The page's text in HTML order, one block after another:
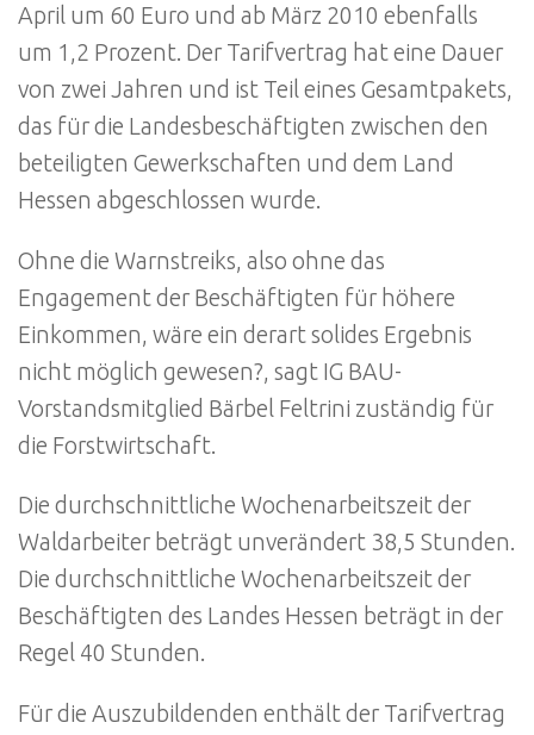
April um 60 Euro und ab März 2010 ebenfalls
um 1,2 Prozent. Der Tarifvertrag hat eine Dauer
von zwei Jahren und ist Teil eines Gesamtpakets,
das für die Landesbeschäftigten zwischen den
beteiligten Gewerkschaften und dem Land
Hessen abgeschlossen wurde.
Ohne die Warnstreiks, also ohne das
Engagement der Beschäftigten für höhere
Einkommen, wäre ein derart solides Ergebnis
nicht möglich gewesen?, sagt IG BAU-
Vorstandsmitglied Bärbel Feltrini zuständig für
die Forstwirtschaft.
Die durchschnittliche Wochenarbeitszeit der
Waldarbeiter beträgt unverändert 38,5 Stunden.
Die durchschnittliche Wochenarbeitszeit der
Beschäftigten des Landes Hessen beträgt in der
Regel 40 Stunden.
Für die Auszubildenden enthält der Tarifvertrag